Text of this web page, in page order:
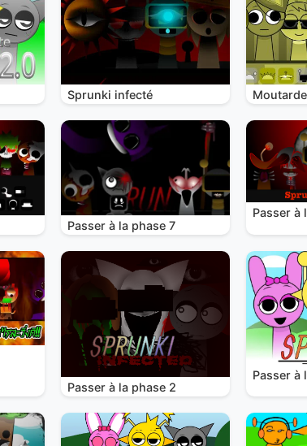
Sprunki infecté
Passer à la phase 7
Passer à
Passer à la phase 2
Passer à